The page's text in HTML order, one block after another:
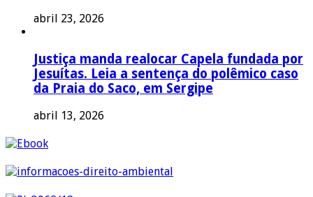
abril 23, 2026
Justiça manda realocar Capela fundada por
Jesuítas. Leia a sentença do polêmico caso
da Praia do Saco, em Sergipe
abril 13, 2026